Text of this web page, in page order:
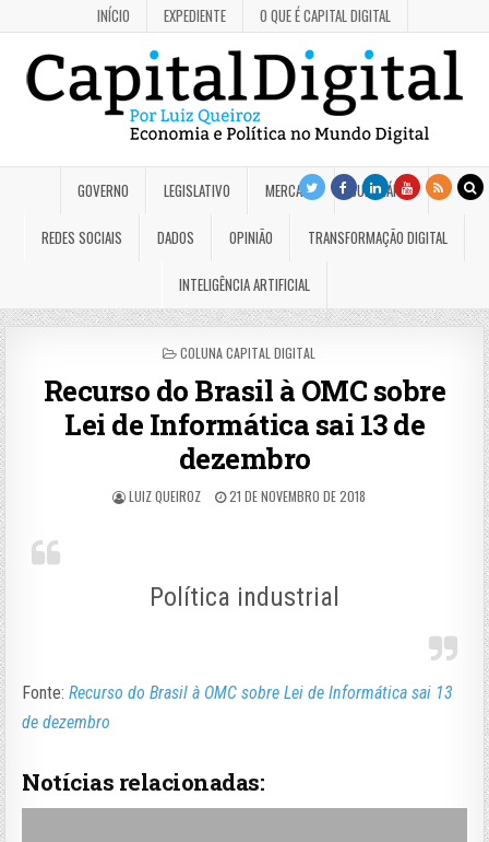
INÍCIO EXPEDIENTE O QUE É CAPITAL DIGITAL
GOVERNO LEGISLATIVO MERCADO JUDICIÁRIO
REDES SOCIAIS DADOS OPINIÃO TRANSFORMAÇÃO DIGITAL
INTELIGÊNCIA ARTIFICIAL
POSTED
COLUNA CAPITAL DIGITAL
Recurso do Brasil à OMC sobre
Lei de Informática sai 13 de
dezembro
LUIZ QUEIROZ 21 DE NOVEMBRO DE 2018
Política industrial
Fonte:Recurso do Brasil à OMC sobre Lei de Informática sai 13
de dezembro
Notícias relacionadas: